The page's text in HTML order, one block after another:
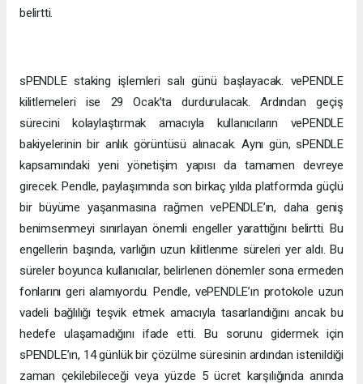
belirtti.
sPENDLE staking işlemleri salı günü başlayacak. vePENDLE
kilitlemeleri ise 29 Ocak’ta durdurulacak. Ardından geçiş
sürecini kolaylaştırmak amacıyla kullanıcıların vePENDLE
bakiyelerinin bir anlık görüntüsü alınacak. Aynı gün, sPENDLE
kapsamındaki yeni yönetişim yapısı da tamamen devreye
girecek. Pendle, paylaşımında son birkaç yılda platformda güçlü
bir büyüme yaşanmasına rağmen vePENDLE’ın, daha geniş
benimsenmeyi sınırlayan önemli engeller yarattığını belirtti. Bu
engellerin başında, varlığın uzun kilitlenme süreleri yer aldı. Bu
süreler boyunca kullanıcılar, belirlenen dönemler sona ermeden
fonlarını geri alamıyordu. Pendle, vePENDLE’ın protokole uzun
vadeli bağlılığı teşvik etmek amacıyla tasarlandığını ancak bu
hedefe ulaşamadığını ifade etti. Bu sorunu gidermek için
sPENDLE’ın, 14 günlük bir çözülme süresinin ardından istenildiği
zaman çekilebileceği veya yüzde 5 ücret karşılığında anında